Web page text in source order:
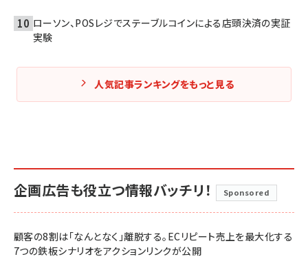
ローソン、POSレジでステーブルコインによる店頭決済の実証
実験
人気記事ランキングをもっと見る
企画広告も役立つ情報バッチリ！ Sponsored
顧客の8割は「なんとなく」離脱する。ECリピート売上を最大化する
7つの鉄板シナリオをアクションリンクが公開